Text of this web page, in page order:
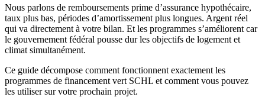
Nous parlons de remboursements prime d’assurance hypothécaire,
taux plus bas, périodes d’amortissement plus longues. Argent réel
qui va directement à votre bilan. Et les programmes s’améliorent car
le gouvernement fédéral pousse dur les objectifs de logement et
climat simultanément.
Ce guide décompose comment fonctionnent exactement les
programmes de financement vert SCHL et comment vous pouvez
les utiliser sur votre prochain projet.